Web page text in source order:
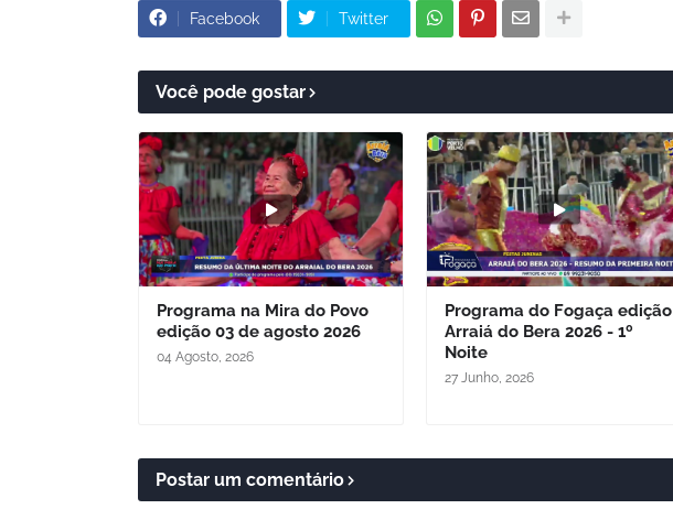
Facebook Twitter
Você pode gostar
Programa na Mira do Povo
edição 03 de agosto 2026
04 Agosto, 2026
Programa do Fogaça edição
Arraiá do Bera 2026 - 1º
Noite
27 Junho, 2026
Postar um comentário